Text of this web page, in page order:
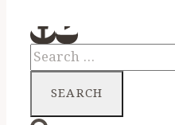
Search
for: